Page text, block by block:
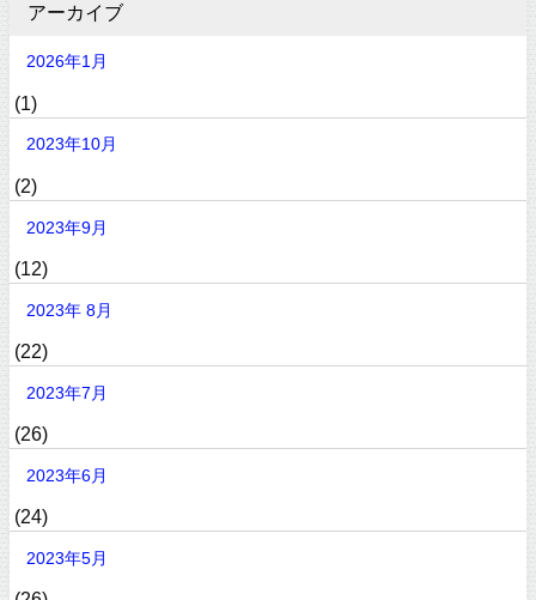
アーカイブ
2026年1月
(1)
2023年10月
(2)
2023年9月
(12)
2023年 8月
(22)
2023年7月
(26)
2023年6月
(24)
2023年5月